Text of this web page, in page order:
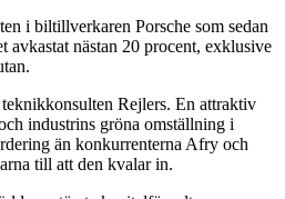
i biltillverkaren Porsche som sedan
avkastat nästan 20 procent, exklusive
Rejlers. En attraktiv
industrins gröna omställning i
än konkurrenterna Afry och
till att den kvalar in.